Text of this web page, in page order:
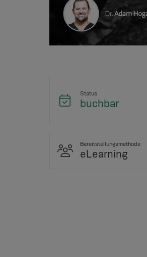
Status
buchbar
Bereitstellungsmethode
eLearning